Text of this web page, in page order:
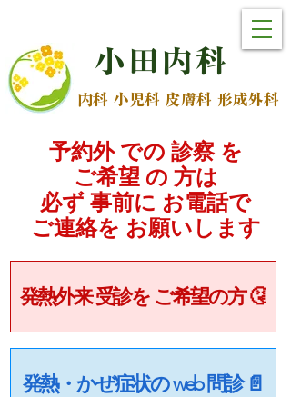
小 田 内科
内科 小児科 皮膚科 形成外科
予約外 での 診察 を
ご希望 の 方は
必ず 事前に お電話で
​ご連絡を お願いします
発熱外来 受診を ご希望の方 🤧
発熱・かぜ症状の web 問診 📄